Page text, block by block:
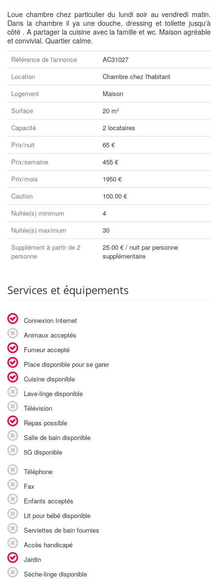
Loue chambre chez particulier du lundi soir au vendredi matin.
Dans la chambre il ya une douche, dressing et toilette jusqu'à
côté . A partager la cuisine avec la famille et wc. Maison agréable
et convivial. Quartier calme.
Référence de l'annonce
AC31027
Location
Chambre chez l'habitant
Logement
Maison
Surface
20 m²
Capacité
2 locataires
Prix/nuit
65 €
Prix/semaine
455 €
Prix/mois
1950 €
Caution
100.00 €
Nuitée(s) minimum
4
Nuitée(s) maximum
30
Supplément à partir de 2
personne
25.00 € / nuit par personne
supplémentaire
Services et équipements
Connexion Internet
Animaux acceptés
Fumeur accepté
Place disponible pour se garer
Cuisine disponible
Lave-linge disponible
Télévision
Repas possible
Salle de bain disponible
5G disponible
Téléphone
Fax
Enfants acceptés
Lit pour bébé disponible
Serviettes de bain fournies
Accès handicapé
Jardin
Sèche-linge disponible